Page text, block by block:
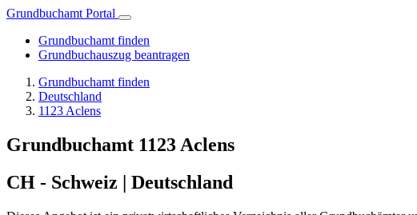
Grundbuchamt Portal
Grundbuchamt finden
Grundbuchauszug beantragen
Grundbuchamt finden
Deutschland
1123 Aclens
Grundbuchamt 1123 Aclens
CH - Schweiz | Deutschland